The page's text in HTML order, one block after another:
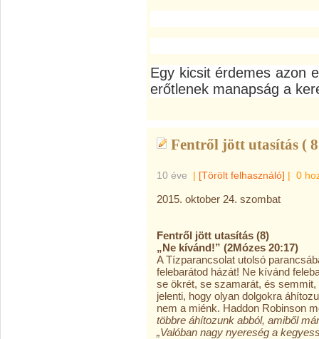
Egy kicsit érdemes azon
erőtlenek manapság a
Fentről jött utasítás (
10 éve | [Törölt felhasználó] | 0
2015. oktober 24. szombat
Fentről jött utasítás (8)
„Ne kívánd!” (2Mózes 20:17)
A Tízparancsolat utolsó
felebarátod házát! Ne kívánd
se ökrét, se szamarát, és semmit,
jelenti, hogy olyan dolgokra
nem a miénk. Haddon Robinson
többre áhítozunk abból, amiből
„Valóban nagy nyereség a